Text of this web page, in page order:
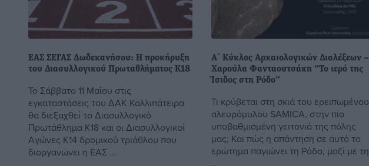
ΕΑΣ ΣΕΓΑΣ Δωδεκανήσου: Η προκήρυξη
του Διασυλλογικού Πρωταθλήματος Κ18
Το Σάββατο 11 Μαΐου στις
εγκαταστάσεις του ΔΑΚ Καλλιπάτειρα
θα διεξαχθεί το Διασυλλογικό
Πρωτάθλημα Κ18 και οι Διασυλλογικοί
Αγώνες Κ14 δρομικού τριάθλου που
διοργανώνει η ΕΑΣ ...
Α΄ Κύκλος Αρχαιολογικών Διαλέξεων –
Χαρούλα Φανταουτσάκη “Το ιερό της
Ίσιδος στη Ρόδο”
Τι κρύβεται στη σκιά του ερειπωμένου
αλευρόμυλου SAMICA, στην πιο
υποβαθμισμένη γειτονιά της πόλης
μας; Και πώς η απάντηση σε αυτό το
ερώτημα παγιώνει τη Ρόδο, μαζί με τη
...